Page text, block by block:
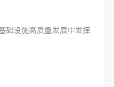
设施高质量发展中发挥